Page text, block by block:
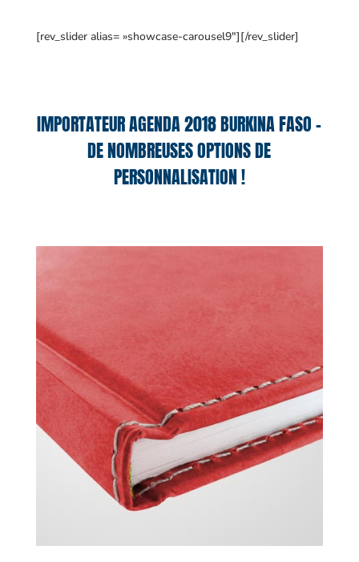
[rev_slider alias= »showcase-carousel9″][/rev_slider]
IMPORTATEUR AGENDA 2018 BURKINA FASO –
DE NOMBREUSES OPTIONS DE
PERSONNALISATION !